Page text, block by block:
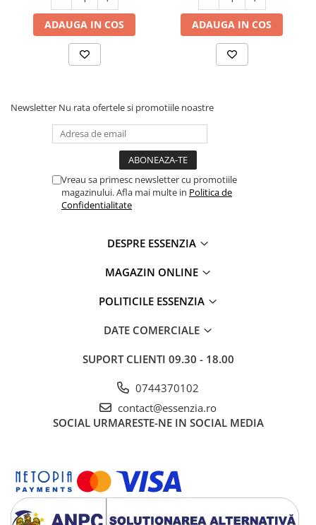
ADAUGA IN COS ADAUGA IN COS
Newsletter Nu rata ofertele si promotiile noastre
Vreau sa primesc newsletter cu promotiile
magazinului. Afla mai multe in Politica de
Confidentialitate
DESPRE ESSENZIA
MAGAZIN ONLINE
POLITICILE ESSENZIA
DATE COMERCIALE
SUPORT CLIENTI 09.30 - 18.00
0744370102
contact@essenzia.ro
SOCIAL URMARESTE-NE IN SOCIAL MEDIA